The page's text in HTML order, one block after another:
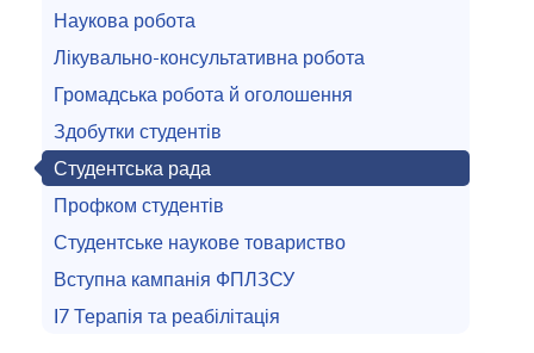
Наукова робота
Лікувально-консультативна робота
Громадська робота й оголошення
Здобутки студентів
Студентська рада
Профком студентів
Студентське наукове товариство
Вступна кампанія ФПЛЗСУ
I7 Терапія та реабілітація